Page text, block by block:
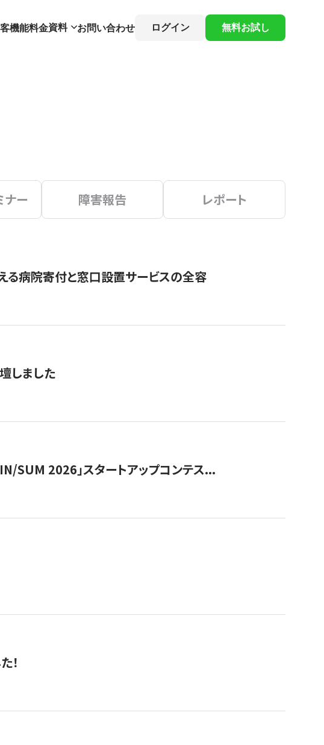
機能料金資料 お問い合わせ ログイン 無料お試し
ナー 障害報告 レポート
る病院寄付と窓口設置サービスの全容
しました
SUM 2026」スタートアップコンテス...
！